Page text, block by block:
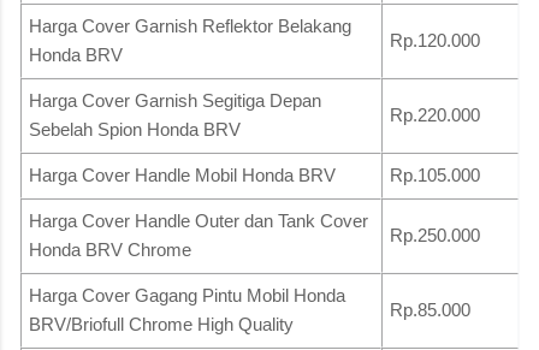
Harga Cover Garnish Reflektor Belakang
Honda BRV
Rp.120.000
Harga Cover Garnish Segitiga Depan
Sebelah Spion Honda BRV
Rp.220.000
Harga Cover Handle Mobil Honda BRV Rp.105.000
Harga Cover Handle Outer dan Tank Cover
Honda BRV Chrome
Rp.250.000
Harga Cover Gagang Pintu Mobil Honda
BRV/Briofull Chrome High Quality
Rp.85.000